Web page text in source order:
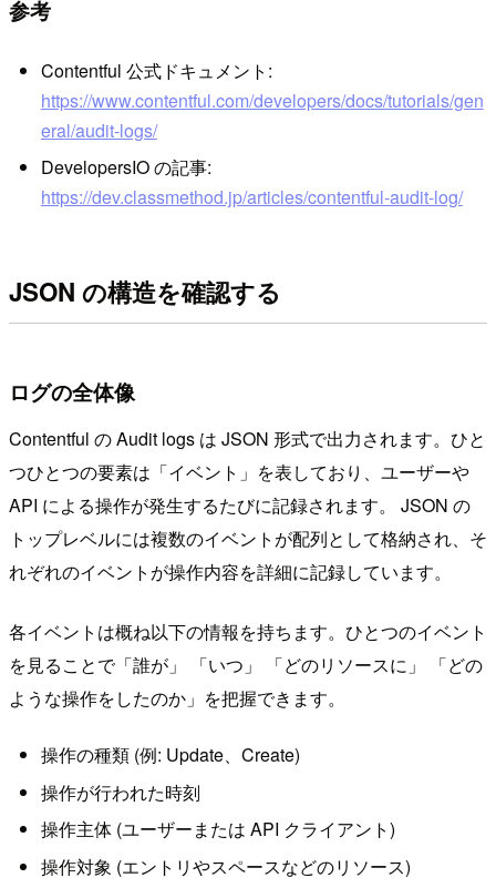
参考
Contentful 公式ドキュメント:
https://www.contentful.com/developers/docs/tutorials/gen
eral/audit-logs/
DevelopersIO の記事:
https://dev.classmethod.jp/articles/contentful-audit-log/
JSON の構造を確認する
ログの全体像
Contentful の Audit logs は JSON 形式で出力されます。ひと
つひとつの要素は「イベント」を表しており、ユーザーや
API による操作が発生するたびに記録されます。 JSON の
トップレベルには複数のイベントが配列として格納され、そ
れぞれのイベントが操作内容を詳細に記録しています。
各イベントは概ね以下の情報を持ちます。ひとつのイベント
を見ることで「誰が」 「いつ」 「どのリソースに」 「どの
ような操作をしたのか」を把握できます。
操作の種類 (例: Update、Create)
操作が行われた時刻
操作主体 (ユーザーまたは API クライアント)
操作対象 (エントリやスペースなどのリソース)